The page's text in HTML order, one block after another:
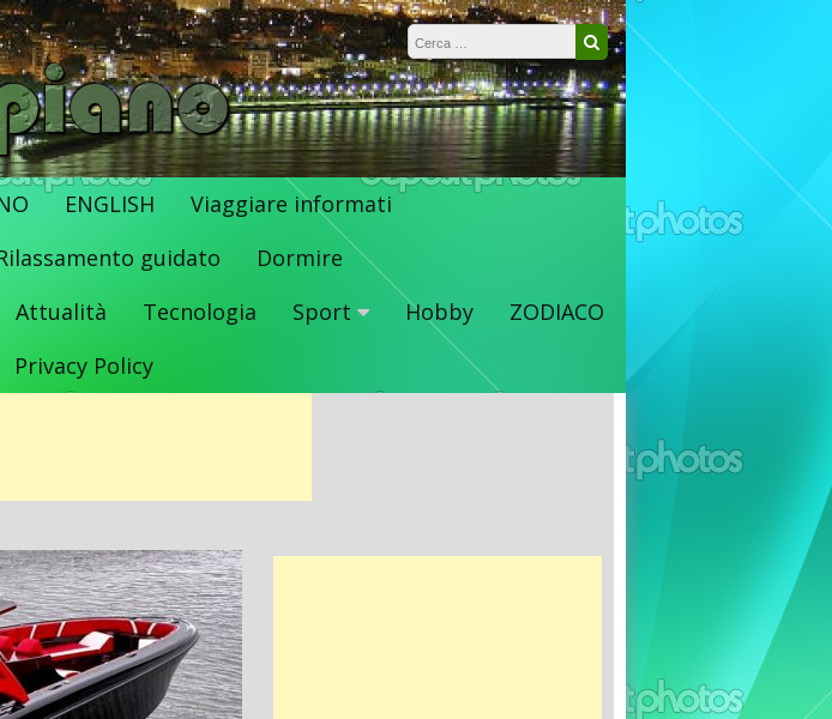
Ricerca per:
Cerca
ENGLISH
Viaggiare informati
guidato
Dormire
Attualità Tecnologia Sport Hobby
ZODIACO
Privacy Policy